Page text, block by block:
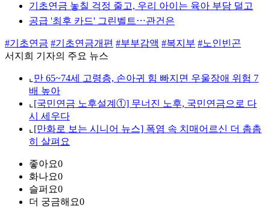
기초연금 놓칠 걱정 줄고, 우리 아이는 육아 부담 덜고
공급 '최후 카드' 그린벨트⋯관건은
#기초연금 #기초연금개편 #부부감액 #복지부 #노인빈곤
서지희 기자의 주요 뉴스
⌞ 만 65~74세 고령층, 손아귀 힘 빠지면 우울장애 위험 7
배 높아
⌞ [국민연금 노후설계①] 무너진 노후, 국민연금으로 다
시 세우다
⌞ [만화로 보는 시니어 뉴스] 폭염 속 치매어르신 더 촘촘
히 살펴요
좋아요0
화나요0
슬퍼요0
더 궁금해요0